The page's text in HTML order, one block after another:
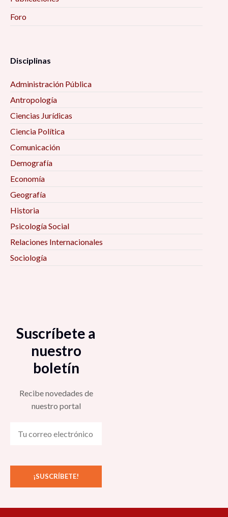
Foro
Disciplinas
Administración Pública
Antropología
Ciencias Jurídicas
Ciencia Política
Comunicación
Demografía
Economía
Geografía
Historia
Psicología Social
Relaciones Internacionales
Sociología
Suscríbete a
nuestro
boletín
Recibe novedades de
nuestro portal